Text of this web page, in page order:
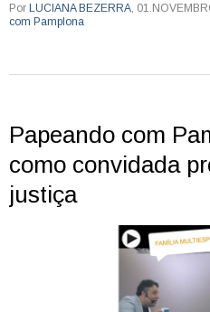
Por LUCIANA BEZERRA
com Pamplona
Papeando com
como convidada
justiça